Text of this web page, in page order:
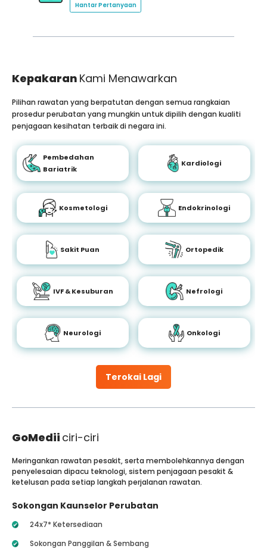
Hantar Pertanyaan
Kepakaran Kami Menawarkan
Terokai Lagi
Pilihan rawatan yang berpatutan dengan semua rangkaian
prosedur perubatan yang mungkin untuk dipilih dengan kualiti
penjagaan kesihatan terbaik di negara ini.
Pembedahan
Bariatrik
Kardiologi
Kosmetologi Endokrinologi
Sakit Puan Ortopedik
IVF & Kesuburan Nefrologi
Neurologi Onkologi
GoMedii ciri-ciri
Meringankan rawatan pesakit, serta membolehkannya dengan
penyelesaian dipacu teknologi, sistem penjagaan pesakit &
ketelusan pada setiap langkah perjalanan rawatan.
Sokongan Kaunselor Perubatan
24x7* Ketersediaan
Sokongan Panggilan & Sembang